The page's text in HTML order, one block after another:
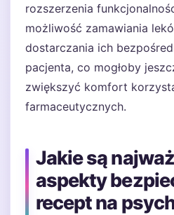
rozszerzenia
możliwość zamawiania
dostarczania ich
pacjenta, co mogłoby
zwiększyć komfort
farmaceutycznych.
Jakie są
aspekty
recept na